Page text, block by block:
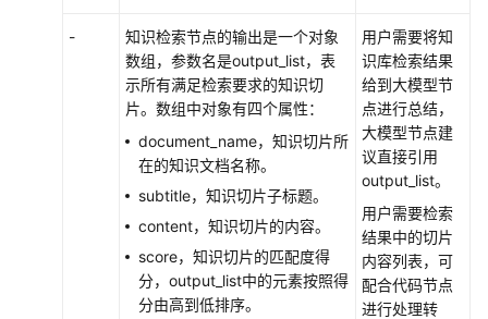
-
知识检索节点的输出是一个对象
数组，参数名是output_list，表
示所有满足检索要求的知识切
片。数组中对象有四个属性：
document_name，知识切片所
在的知识文档名称。
subtitle，知识切片子标题。
content，知识切片的内容。
score，知识切片的匹配度得
分，output_list中的元素按照得
分由高到低排序。
用户需要将知
识库检索结果
给到大模型节
点进行总结，
大模型节点建
议直接引用
output_list。
用户需要检索
结果中的切片
内容列表，可
配合代码节点
进行处理转